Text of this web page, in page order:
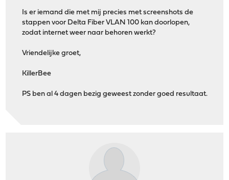
Is er iemand die met mij precies met screenshots de
stappen voor Delta Fiber VLAN 100 kan doorlopen,
zodat internet weer naar behoren werkt?
Vriendelijke groet,
KillerBee
PS ben al 4 dagen bezig geweest zonder goed resultaat.